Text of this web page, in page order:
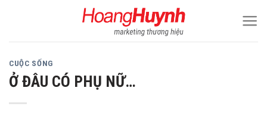
CUỘC SỐNG
Ở ĐÂU CÓ PHỤ NỮ…